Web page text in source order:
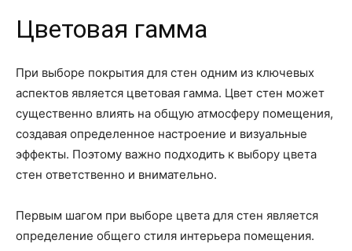
Цветовая гамма
При выборе покрытия для стен одним из ключевых
аспектов является цветовая гамма. Цвет стен может
существенно влиять на общую атмосферу помещения,
создавая определенное настроение и визуальные
эффекты. Поэтому важно подходить к выбору цвета
стен ответственно и внимательно.
Первым шагом при выборе цвета для стен является
определение общего стиля интерьера помещения.